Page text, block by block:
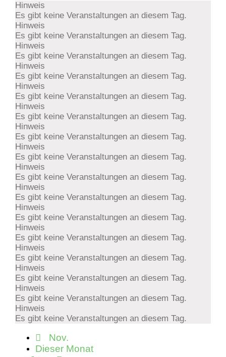
Hinweis
Es gibt keine Veranstaltungen an diesem Tag.
Hinweis
Es gibt keine Veranstaltungen an diesem Tag.
Hinweis
Es gibt keine Veranstaltungen an diesem Tag.
Hinweis
Es gibt keine Veranstaltungen an diesem Tag.
Hinweis
Es gibt keine Veranstaltungen an diesem Tag.
Hinweis
Es gibt keine Veranstaltungen an diesem Tag.
Hinweis
Es gibt keine Veranstaltungen an diesem Tag.
Hinweis
Es gibt keine Veranstaltungen an diesem Tag.
Hinweis
Es gibt keine Veranstaltungen an diesem Tag.
Hinweis
Es gibt keine Veranstaltungen an diesem Tag.
Hinweis
Es gibt keine Veranstaltungen an diesem Tag.
Hinweis
Es gibt keine Veranstaltungen an diesem Tag.
Hinweis
Es gibt keine Veranstaltungen an diesem Tag.
Hinweis
Es gibt keine Veranstaltungen an diesem Tag.
Hinweis
Es gibt keine Veranstaltungen an diesem Tag.
Hinweis
Es gibt keine Veranstaltungen an diesem Tag.
Nov.
Dieser Monat